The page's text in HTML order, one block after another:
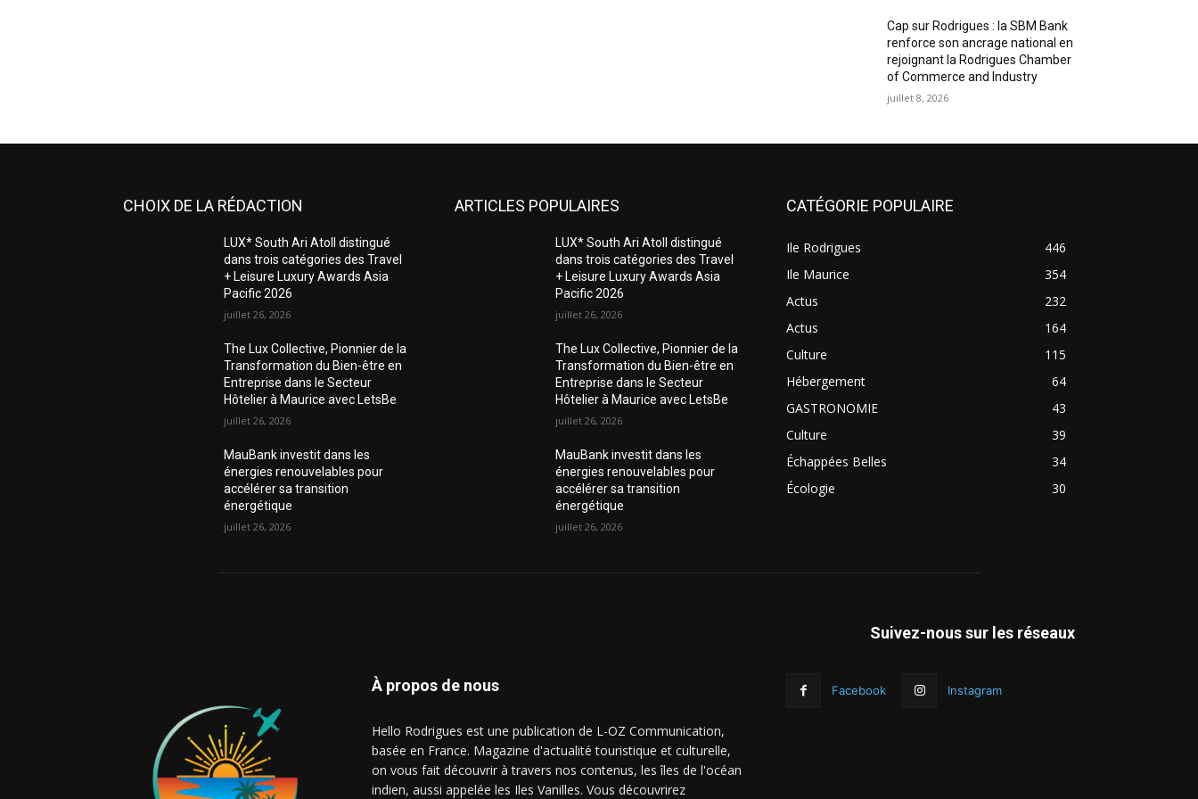
Cap sur Rodrigues : la SBM Bank
renforce son ancrage national en
rejoignant la Rodrigues Chamber
of Commerce and Industry
juillet 8, 2026
CHOIX DE LA RÉDACTION
LUX* South Ari Atoll distingué
dans trois catégories des Travel
+ Leisure Luxury Awards Asia
Pacific 2026
juillet 26, 2026
The Lux Collective, Pionnier de la
Transformation du Bien-être en
Entreprise dans le Secteur
Hôtelier à Maurice avec LetsBe
juillet 26, 2026
MauBank investit dans les
énergies renouvelables pour
accélérer sa transition
énergétique
juillet 26, 2026
ARTICLES POPULAIRES
LUX* South Ari Atoll distingué
dans trois catégories des Travel
+ Leisure Luxury Awards Asia
Pacific 2026
juillet 26, 2026
The Lux Collective, Pionnier de la
Transformation du Bien-être en
Entreprise dans le Secteur
Hôtelier à Maurice avec LetsBe
juillet 26, 2026
MauBank investit dans les
énergies renouvelables pour
accélérer sa transition
énergétique
juillet 26, 2026
CATÉGORIE POPULAIRE
Ile Rodrigues
446
Ile Maurice
354
Actus
232
Actus
164
Culture
115
Hébergement
64
GASTRONOMIE
43
Culture
39
Échappées Belles
34
Écologie
30
Suivez-nous sur les réseaux
À propos de nous
Hello Rodrigues est une publication de L-OZ Communication,
basée en France. Magazine d'actualité touristique et culturelle,
on vous fait découvrir à travers nos contenus, les îles de l'océan
indien, aussi appelée les Iles Vanilles. Vous découvrirez
Facebook Instagram